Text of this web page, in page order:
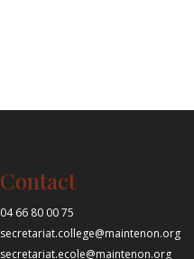
Contact
04 66 80 00 75
secretariat.college@maintenon.org
secretariat.ecole@maintenon.org